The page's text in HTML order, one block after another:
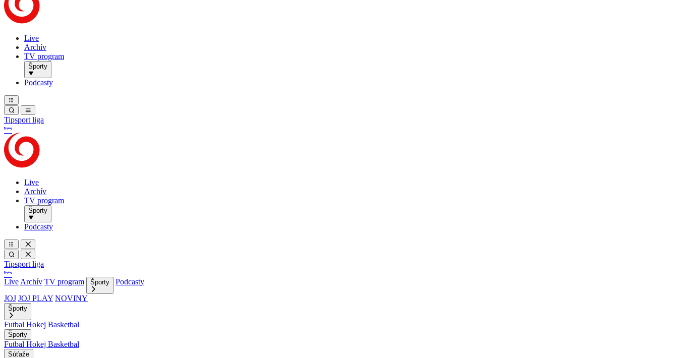
Live
Archív
TV program
Športy
Podcasty
Tipsport liga
Live
Archív
TV program
Športy
Podcasty
Tipsport liga
Live Archív TV program Športy
Podcasty
JOJ JOJ PLAY NOVINY
Športy
Futbal Hokej Basketbal
Športy
Futbal Hokej Basketbal
Súťaže